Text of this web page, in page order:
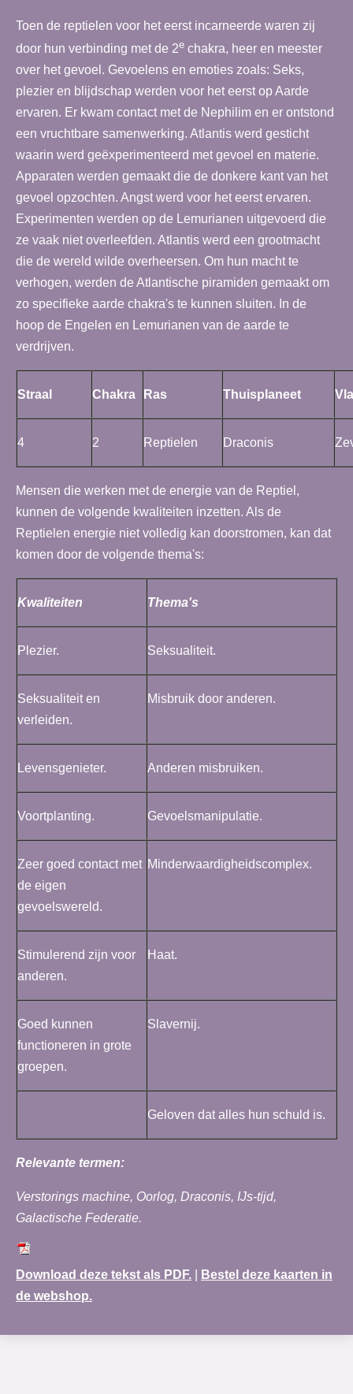
Toen de reptielen voor het eerst incarneerde waren zij
door hun verbinding met de 2e chakra, heer en meester
over het gevoel. Gevoelens en emoties zoals: Seks,
plezier en blijdschap werden voor het eerst op Aarde
ervaren. Er kwam contact met de Nephilim en er ontstond
een vruchtbare samenwerking. Atlantis werd gesticht
waarin werd geëxperimenteerd met gevoel en materie.
Apparaten werden gemaakt die de donkere kant van het
gevoel opzochten. Angst werd voor het eerst ervaren.
Experimenten werden op de Lemurianen uitgevoerd die
ze vaak niet overleefden. Atlantis werd een grootmacht
die de wereld wilde overheersen. Om hun macht te
verhogen, werden de Atlantische piramiden gemaakt om
zo specifieke aarde chakra's te kunnen sluiten. In de
hoop de Engelen en Lemurianen van de aarde te
verdrijven.
Straal Chakra Ras Thuisplaneet
4 2 Reptielen Draconis
Mensen die werken met de energie van de Reptiel,
kunnen de volgende kwaliteiten inzetten. Als de
Reptielen energie niet volledig kan doorstromen, kan dat
komen door de volgende thema's:
Kwaliteiten Thema's
Plezier. Seksualiteit.
Seksualiteit en
verleiden.
Misbruik door anderen.
Levensgenieter. Anderen misbruiken.
Voortplanting. Gevoelsmanipulatie.
Zeer goed contact met
de eigen
gevoelswereld.
Minderwaardigheidscomplex.
Stimulerend zijn voor
anderen.
Haat.
Goed kunnen
functioneren in grote
groepen.
Slavernij.
Geloven dat alles hun schuld is.
Relevante termen:
Verstorings machine, Oorlog, Draconis, IJs-tijd,
Galactische Federatie.
Download deze tekst als PDF.
Bestel deze kaarten in
de webshop.